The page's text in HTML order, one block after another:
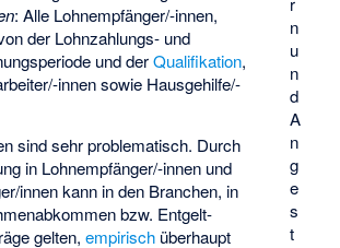
n
u
n
d
A
n
g
e
s
t
: Alle Lohnempfänger/-innen,
der Lohnzahlungs- und
und derQualifikation,
innen sowie Hausgehilfe/-
sind sehr problematisch. Durch
in Lohnempfänger/-innen und
innen kann in den Branchen, in
bzw. Entgelt-
gelten,empirisch überhaupt